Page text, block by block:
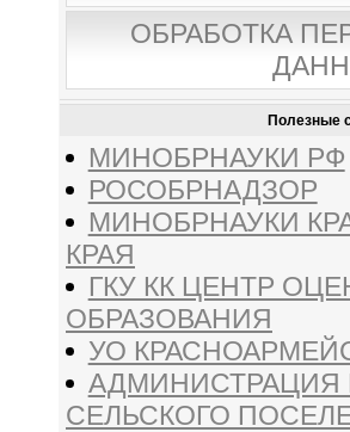
ОБРАБОТКА
Полезные
МИНОБРНАУКИ РФ
РОСОБРНАДЗОР
МИНОБРНАУКИ
КРАЯ
ГКУ КК ЦЕНТР
ОБРАЗОВАНИЯ
УО
АДМИНИСТРАЦИЯ
СЕЛЬСКОГО